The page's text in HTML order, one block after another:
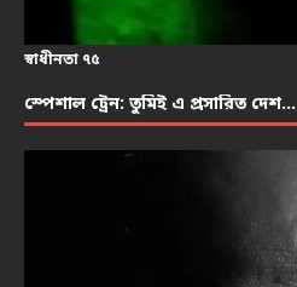
স্বাধীনতা ৭৫
স্পেশাল ট্রেন: তুমিই এ প্রসারিত দেশ…